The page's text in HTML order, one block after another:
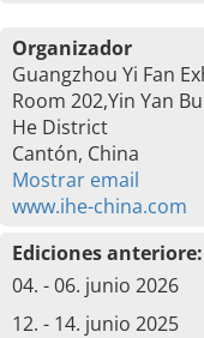
Organizador
Guangzhou Yi Fan
Room 202,Yin Yan
He District
Cantón, China
Mostrar email
www.ihe-china.com
Ediciones anteriore:
04. - 06. junio 2026
12. - 14. junio 2025